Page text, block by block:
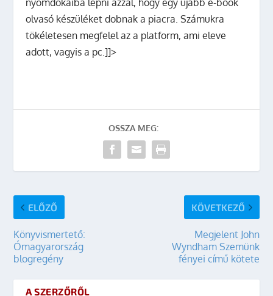
nyomdokaiba lépni azzal, hogy egy újabb e-book
olvasó készüléket dobnak a piacra. Számukra
tökéletesen megfelel az a platform, ami eleve
adott, vagyis a pc.]]>
OSSZA MEG:
ELŐZŐ
Könyvismertető:
Ómagyarország
blogregény
KÖVETKEZŐ
Megjelent John
Wyndham Szemünk
fényei című kötete
A SZERZŐRŐL